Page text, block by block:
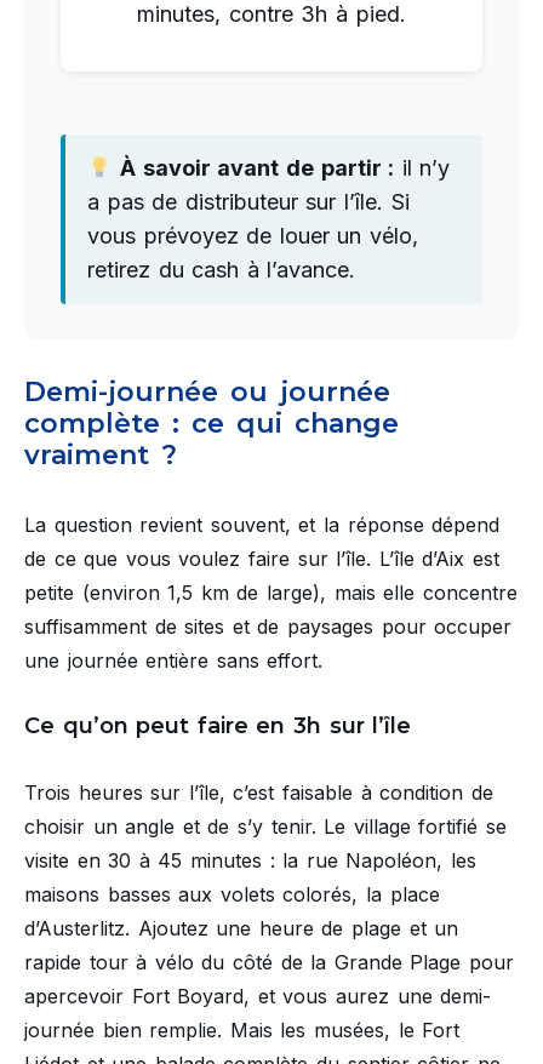
minutes, contre 3h à pied.
À savoir avant de partir : il n’y
a pas de distributeur sur l’île. Si
vous prévoyez de louer un vélo,
retirez du cash à l’avance.
Demi-journée ou journée
complète : ce qui change
vraiment ?
La question revient souvent, et la réponse dépend
de ce que vous voulez faire sur l’île. L’île d’Aix est
petite (environ 1,5 km de large), mais elle concentre
suffisamment de sites et de paysages pour occuper
une journée entière sans effort.
Ce qu’on peut faire en 3h sur l’île
Trois heures sur l’île, c’est faisable à condition de
choisir un angle et de s’y tenir. Le village fortifié se
visite en 30 à 45 minutes : la rue Napoléon, les
maisons basses aux volets colorés, la place
d’Austerlitz. Ajoutez une heure de plage et un
rapide tour à vélo du côté de la Grande Plage pour
apercevoir Fort Boyard, et vous aurez une demi-
journée bien remplie. Mais les musées, le Fort